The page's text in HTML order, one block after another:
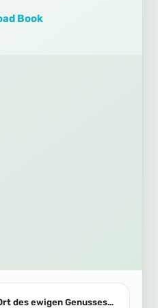
Book
01_Das Paradies_Ort des ewigen Genusses_Mai 2024.pdf